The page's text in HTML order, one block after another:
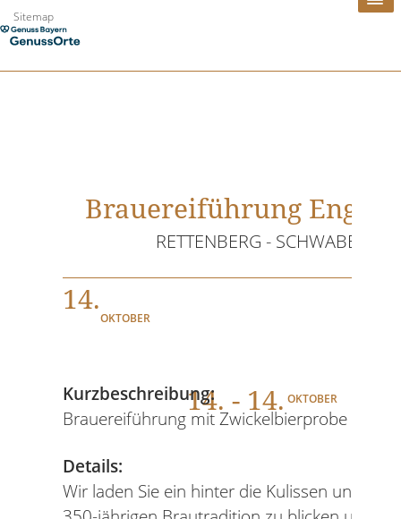
Zum
Inhalt
Sitemap
Brauereiführung
RETTENBERG - SCHWABEN
14.
OKTOBER
14. - 14. OKTOBER
Kurzbeschreibung:
Brauereiführung mit Zwickelbierprobe
Details:
Wir laden Sie ein hinter die Kulissen unserer